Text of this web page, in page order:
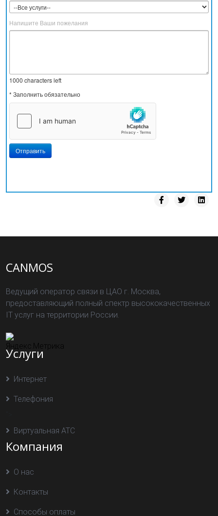
Напишите Ваши пожелания
1000 characters left
* Заполнить обязательно
Отправить
CANMOS
Ведущий оператор связи в ЦАО г. Москва,
предоставляющий полный спектр высококачественных
IT услуг на территории России.
Услуги
Интернет
Телефония
Виртуальная АТС
Компания
О нас
Контакты
Способы оплаты